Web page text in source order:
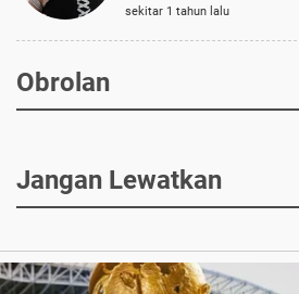
sekitar 1 tahun lalu
Obrolan
Jangan Lewatkan